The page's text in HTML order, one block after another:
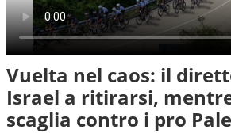
Vuelta nel caos: il
Israel a ritirarsi,
scaglia contro i pro